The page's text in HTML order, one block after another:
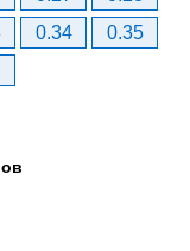
0.34
0.35